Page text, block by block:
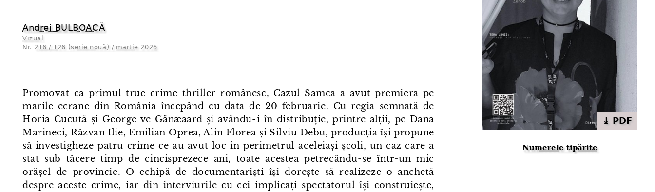
Andrei BULBOACĂ
Vizual
Nr. 216 / 126 (serie nouă) / martie 2026
Promovat ca primul true crime thriller românesc, Cazul Samca a avut premiera pe
marile ecrane din România începând cu data de 20 februarie. Cu regia semnată de
Horia Cucută și George ve Gänæaard și avându⁠-⁠i în distribuție, printre alții, pe Dana
Marineci, Răzvan Ilie, Emilian Oprea, Alin Florea și Silviu Debu, producția își propune
să investigheze patru crime ce au avut loc in perimetrul aceleiași școli, un caz care a
stat sub tăcere timp de cincisprezece ani, toate acestea petrecându⁠-⁠se într⁠-⁠un mic
orășel de provincie. O echipă de documentariști își dorește să realizeze o anchetă
despre aceste crime, iar din interviurile cu cei implicați spectatorul își construiește,
⤓ PDF
Numerele tipărite